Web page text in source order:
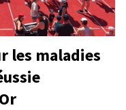
les maladies